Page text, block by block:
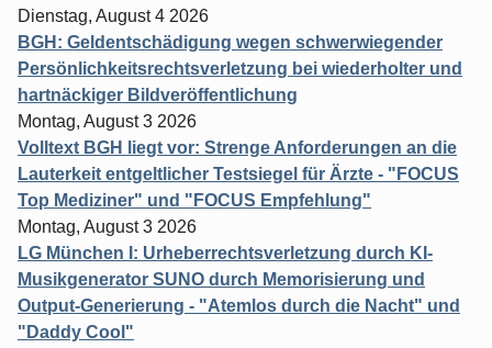
Dienstag, August 4 2026
BGH: Geldentschädigung wegen schwerwiegender
Persönlichkeitsrechtsverletzung bei wiederholter und
hartnäckiger Bildveröffentlichung
Montag, August 3 2026
Volltext BGH liegt vor: Strenge Anforderungen an die
Lauterkeit entgeltlicher Testsiegel für Ärzte - "FOCUS
Top Mediziner" und "FOCUS Empfehlung"
Montag, August 3 2026
LG München I: Urheberrechtsverletzung durch KI-
Musikgenerator SUNO durch Memorisierung und
Output-Generierung - "Atemlos durch die Nacht" und
"Daddy Cool"